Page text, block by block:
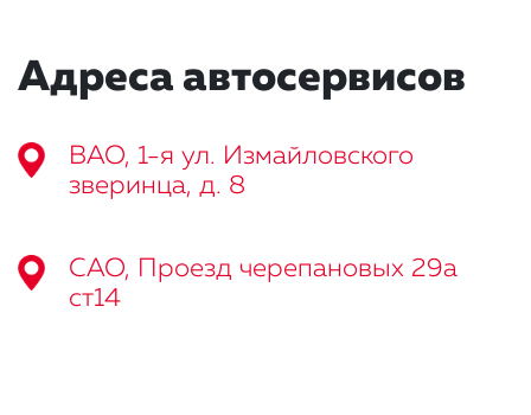
Адреса автосервисов
ВАО, 1-я ул. Измайловского
зверинца, д. 8
САО, Проезд черепановых 29а
ст14